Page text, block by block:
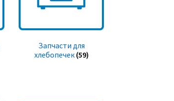
Запчасти для
хлебопечек (59)